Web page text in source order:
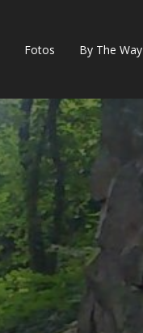
Fotos By The Way